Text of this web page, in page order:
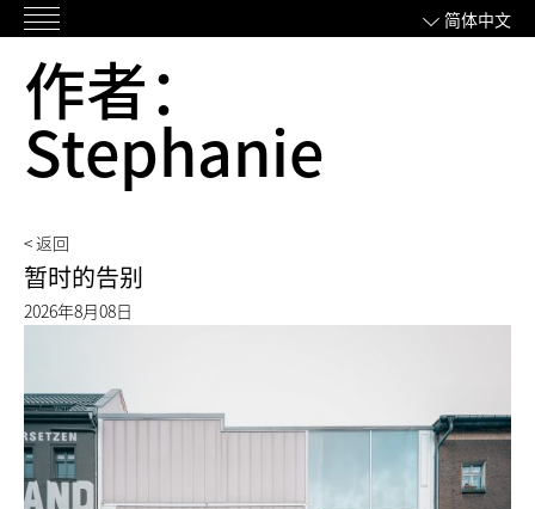
过
主
简体中文
作者：
Stephanie
< 返回
暂时的告别
2026年8月08日